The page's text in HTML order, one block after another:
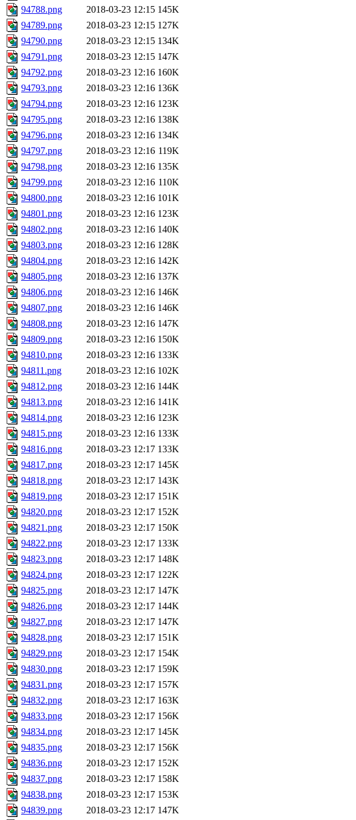
94788.png
2018-03-23 12:15 145K
94789.png
2018-03-23 12:15 127K
94790.png
2018-03-23 12:15 134K
94791.png
2018-03-23 12:15 147K
94792.png
2018-03-23 12:16 160K
94793.png
2018-03-23 12:16 136K
94794.png
2018-03-23 12:16 123K
94795.png
2018-03-23 12:16 138K
94796.png
2018-03-23 12:16 134K
94797.png
2018-03-23 12:16 119K
94798.png
2018-03-23 12:16 135K
94799.png
2018-03-23 12:16 110K
94800.png
2018-03-23 12:16 101K
94801.png
2018-03-23 12:16 123K
94802.png
2018-03-23 12:16 140K
94803.png
2018-03-23 12:16 128K
94804.png
2018-03-23 12:16 142K
94805.png
2018-03-23 12:16 137K
94806.png
2018-03-23 12:16 146K
94807.png
2018-03-23 12:16 146K
94808.png
2018-03-23 12:16 147K
94809.png
2018-03-23 12:16 150K
94810.png
2018-03-23 12:16 133K
94811.png
2018-03-23 12:16 102K
94812.png
2018-03-23 12:16 144K
94813.png
2018-03-23 12:16 141K
94814.png
2018-03-23 12:16 123K
94815.png
2018-03-23 12:16 133K
94816.png
2018-03-23 12:17 133K
94817.png
2018-03-23 12:17 145K
94818.png
2018-03-23 12:17 143K
94819.png
2018-03-23 12:17 151K
94820.png
2018-03-23 12:17 152K
94821.png
2018-03-23 12:17 150K
94822.png
2018-03-23 12:17 133K
94823.png
2018-03-23 12:17 148K
94824.png
2018-03-23 12:17 122K
94825.png
2018-03-23 12:17 147K
94826.png
2018-03-23 12:17 144K
94827.png
2018-03-23 12:17 147K
94828.png
2018-03-23 12:17 151K
94829.png
2018-03-23 12:17 154K
94830.png
2018-03-23 12:17 159K
94831.png
2018-03-23 12:17 157K
94832.png
2018-03-23 12:17 163K
94833.png
2018-03-23 12:17 156K
94834.png
2018-03-23 12:17 145K
94835.png
2018-03-23 12:17 156K
94836.png
2018-03-23 12:17 152K
94837.png
2018-03-23 12:17 158K
94838.png
2018-03-23 12:17 153K
94839.png
2018-03-23 12:17 147K